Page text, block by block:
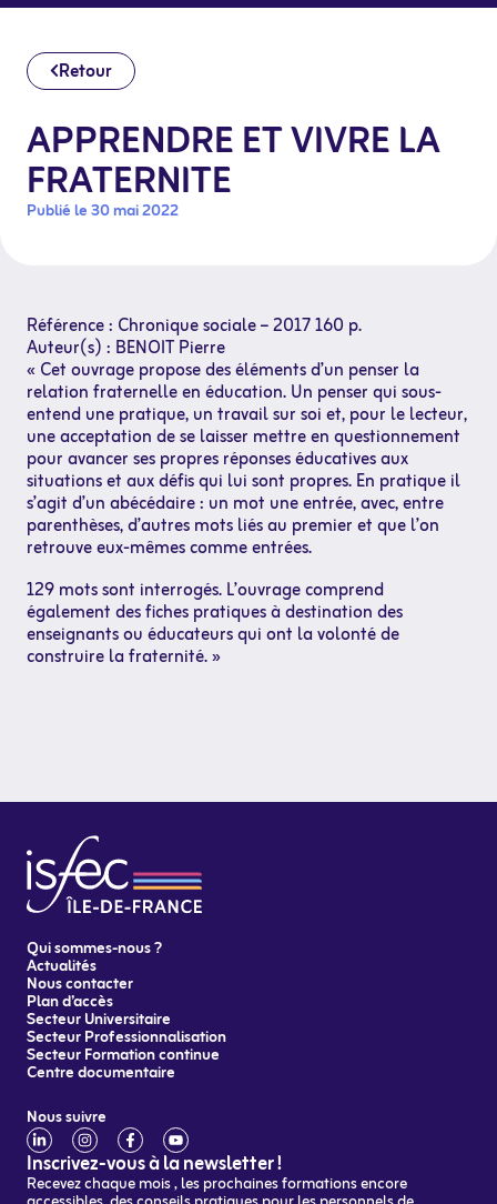
Retour
APPRENDRE ET VIVRE LA
FRATERNITE
Publié le 30 mai 2022
Référence : Chronique sociale – 2017 160 p.
Auteur(s) : BENOIT Pierre
« Cet ouvrage propose des éléments d’un penser la
relation fraternelle en éducation. Un penser qui sous-
entend une pratique, un travail sur soi et, pour le lecteur,
une acceptation de se laisser mettre en questionnement
pour avancer ses propres réponses éducatives aux
situations et aux défis qui lui sont propres. En pratique il
s’agit d’un abécédaire : un mot une entrée, avec, entre
parenthèses, d’autres mots liés au premier et que l’on
retrouve eux-mêmes comme entrées.
129 mots sont interrogés. L’ouvrage comprend
également des fiches pratiques à destination des
enseignants ou éducateurs qui ont la volonté de
construire la fraternité. »
Qui sommes-nous ?
Actualités
Nous contacter
Plan d’accès
Secteur Universitaire
Secteur Professionnalisation
Secteur Formation continue
Centre documentaire
Nous suivre
Inscrivez-vous à la newsletter !
Recevez chaque mois , les prochaines formations encore